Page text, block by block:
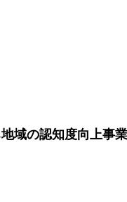
域の認知度向上事